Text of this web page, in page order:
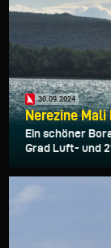
30.09.2024
Nerezine Mali
Ein schöner
Grad Luft- und